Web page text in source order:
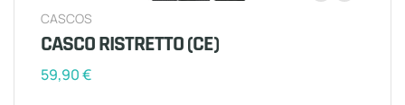
CASCOS
CASCO RISTRETTO (CE)
59,90€